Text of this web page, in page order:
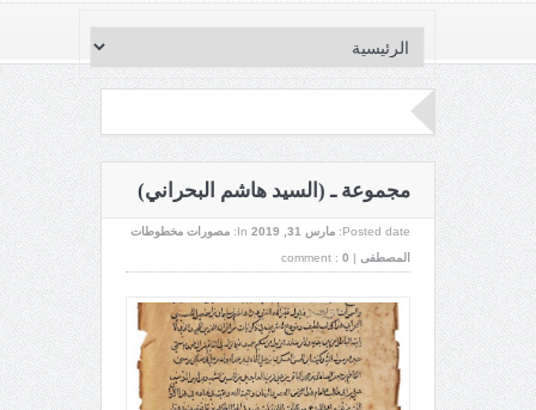
مجموعة ـ (السيد هاشم البحراني)
Posted date: مارس 31, 2019 In:
مصورات مخطوطات
المصطفى |
comment : 0